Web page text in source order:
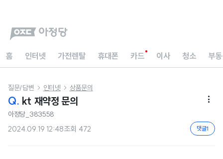
홈 인터넷 가전렌탈 휴대폰 카드 이사 청소 부
질문/답변  인터넷  상품문의
Q. kt 재약정 문의 
아정당_383558
2024.09.19 12:48조회 472 댓글1